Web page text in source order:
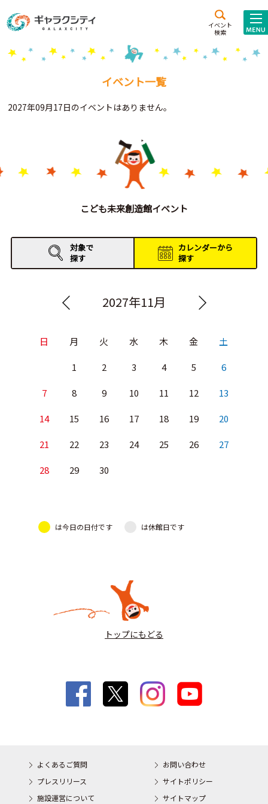
イベント
検索
施設案内
こども
西新井
施設･
Gがくえん
お知らせ
イベントレポート
イベント一覧
2027年09月17日のイベントはありません。
こども未来創造館イベント
対象で
探す
カレンダーから
探す
2027年11月
日 月 火 水 木 金 土
1 2 3 4 5 6
7 8 9 10 11 12 13
14 15 16 17 18 19 20
21 22 23 24 25 26 27
28 29 30
は今日の日付です は休館日です
トップにもどる
よくあるご質問
お問い合わせ
プレスリリース
サイトポリシー
施設運営について
サイトマップ